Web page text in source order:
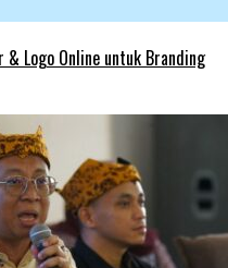
& Logo Online untuk Branding